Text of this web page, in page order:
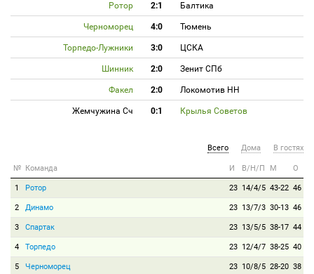
Ротор 2:1 Балтика
Черноморец 4:0 Тюмень
Торпедо-Лужники 3:0 ЦСКА
Шинник 2:0 Зенит СПб
Факел 2:0 Локомотив НН
Жемчужина Сч 0:1 Крылья Советов
Всего Дома В гостях
№ Команда И В/Н/П М О
1 Ротор 23 14/4/5 43-22 46
2 Динамо 23 13/7/3 30-13 46
3 Спартак 23 13/5/5 38-17 44
4 Торпедо 23 12/4/7 38-25 40
5 Черноморец 23 10/8/5 28-20 38